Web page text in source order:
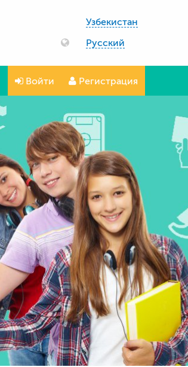
Узбекистан
Русский
Войти Регистрация